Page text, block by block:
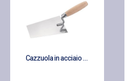
Cazzuola in acciaio inox con manico in legno